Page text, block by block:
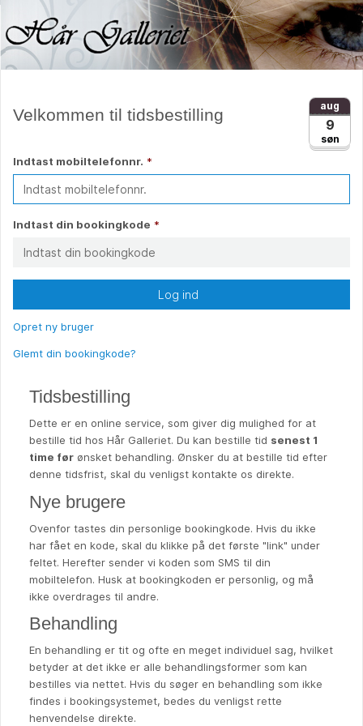
Velkommen til tidsbestilling
søn
aug
9
Indtast mobiltelefonnr. *
Indtast din bookingkode *
Log ind
Opret ny bruger
Glemt din bookingkode?
Tidsbestilling
Dette er en online service, som giver dig mulighed for at
bestille tid hos Hår Galleriet. Du kan bestille tid senest 1
time før ønsket behandling. Ønsker du at bestille tid efter
denne tidsfrist, skal du venligst kontakte os direkte.
Nye brugere
Ovenfor tastes din personlige bookingkode. Hvis du ikke
har fået en kode, skal du klikke på det første "link" under
feltet. Herefter sender vi koden som SMS til din
mobiltelefon. Husk at bookingkoden er personlig, og må
ikke overdrages til andre.
Behandling
En behandling er tit og ofte en meget individuel sag, hvilket
betyder at det ikke er alle behandlingsformer som kan
bestilles via nettet. Hvis du søger en behandling som ikke
findes i bookingsystemet, bedes du venligst rette
henvendelse direkte.